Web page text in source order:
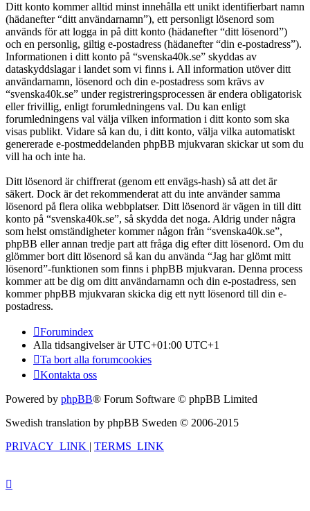
Ditt konto kommer alltid minst innehålla ett unikt identifierbart namn
(hädanefter “ditt användarnamn”), ett personligt lösenord som
används för att logga in på ditt konto (hädanefter “ditt lösenord”)
och en personlig, giltig e-postadress (hädanefter “din e-postadress”).
Informationen i ditt konto på “svenska40k.se” skyddas av
dataskyddslagar i landet som vi finns i. All information utöver ditt
användarnamn, lösenord och din e-postadress som krävs av
“svenska40k.se” under registreringsprocessen är endera obligatorisk
eller frivillig, enligt forumledningens val. Du kan enligt
forumledningens val välja vilken information i ditt konto som ska
visas publikt. Vidare så kan du, i ditt konto, välja vilka automatiskt
genererade e-postmeddelanden phpBB mjukvaran skickar ut som du
vill ha och inte ha.
Ditt lösenord är chiffrerat (genom ett envägs-hash) så att det är
säkert. Dock är det rekommenderat att du inte använder samma
lösenord på flera olika webbplatser. Ditt lösenord är vägen in till ditt
konto på “svenska40k.se”, så skydda det noga. Aldrig under några
som helst omständigheter kommer någon från “svenska40k.se”,
phpBB eller annan tredje part att fråga dig efter ditt lösenord. Om du
glömmer bort ditt lösenord så kan du använda “Jag har glömt mitt
lösenord”-funktionen som finns i phpBB mjukvaran. Denna process
kommer att be dig om ditt användarnamn och din e-postadress, sen
kommer phpBB mjukvaran skicka dig ett nytt lösenord till din e-
postadress.
Forumindex
Alla tidsangivelser är UTC+01:00 UTC+1
Ta bort alla forumcookies
Kontakta oss
Powered by phpBB® Forum Software © phpBB Limited
Swedish translation by phpBB Sweden © 2006-2015
PRIVACY_LINK | TERMS_LINK